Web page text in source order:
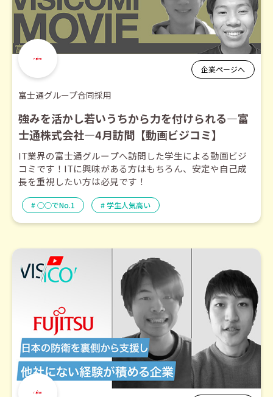
企業ページへ
富士通グループ合同採用
強みを活かし若いうちから力を付けられる―富
士通株式会社―4月訪問【動画ビジコミ】
IT業界の富士通グループへ訪問した学生による動画ビジ
コミです！ITに興味がある方はもちろん、安定や自己成
長を重視したい方は必見です！
○○でNo.1 学生人気高い